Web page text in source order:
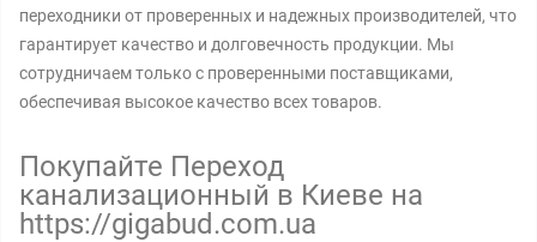
переходники от проверенных и надежных производителей, что
гарантирует качество и долговечность продукции. Мы
сотрудничаем только с проверенными поставщиками,
обеспечивая высокое качество всех товаров.
Покупайте Переход
канализационный в Киеве на
https://gigabud.com.ua